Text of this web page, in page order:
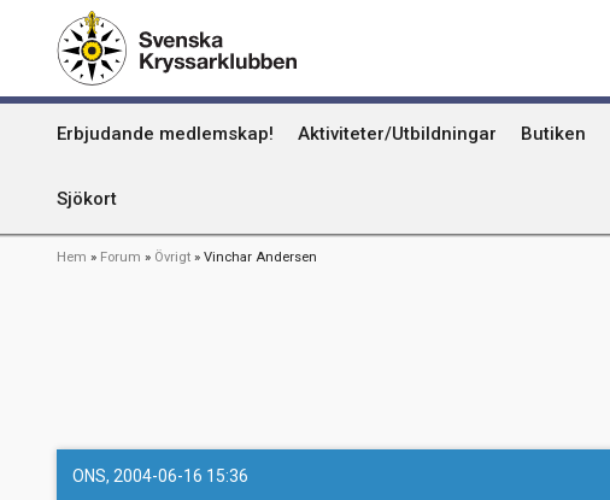
huvudinnehåll
Erbjudande medlemskap! Aktiviteter/Utbildningar Butiken
Sjökort
Kummel
Uthamn
Naturhamn
Länkstig
Hem Forum Övrigt Vinchar Andersen
ONS, 2004-06-16 15:36